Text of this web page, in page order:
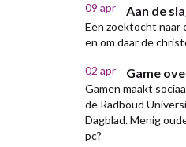
09 apr Aan de
Een zoektocht naar
en om daar de
02 apr Game
Gamen maakt
de Radboud
Dagblad. Menig
pc?